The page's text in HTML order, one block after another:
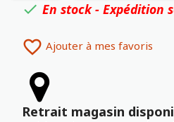
 En stock - Expédition
 Ajouter à mes favoris
Retrait magasin